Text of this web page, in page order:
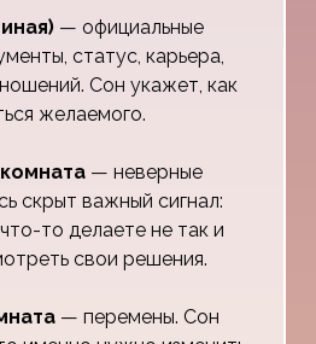
— официальные
статус, карьера,
Сон укажет, как
желаемого.
— неверные
скрыт важный сигнал:
то делаете не так и
свои решения.
— перемены. Сон